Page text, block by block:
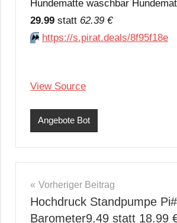
Hundematte waschbar
29.99 statt 62.39 €
⏩️ https://s.pirat.deals/8f95f18e
View Source
Angebote Bot
Beitragsnavigation
Vorheriger Beitrag
Hochdruck Standpumpe
Barometer9.49 statt 18.99